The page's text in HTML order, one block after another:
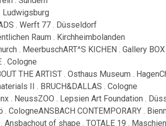
Ludwigsburg
. Werft 77 . Düsseldorf
Raum . Kirchheimbolanden
. MeerbuschART^S KICHEN . Gallery
. Cologne
THE ARTIST . Osthaus Museum .
II . BRUCH&DALLAS . Cologne
. NeussZOO . Lepsien Art Foundation .
CologneANSBACH CONTEMPORARY .
of shape . TOTALE 19 .